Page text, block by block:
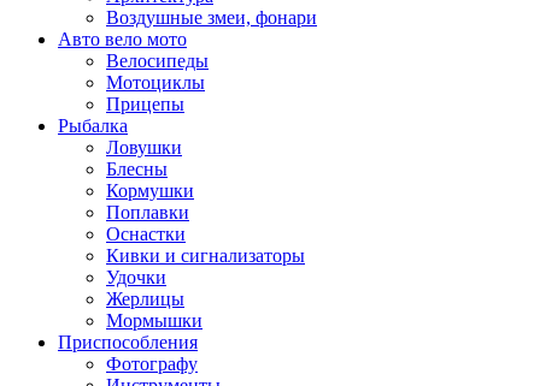
Воздушные змеи, фонари
Авто вело мото
Велосипеды
Мотоциклы
Прицепы
Рыбалка
Ловушки
Блесны
Кормушки
Поплавки
Оснастки
Кивки и сигнализаторы
Удочки
Жерлицы
Мормышки
Приспособления
Фотографу